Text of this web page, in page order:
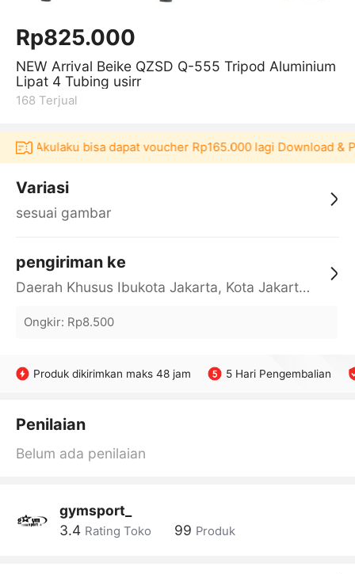
Rp825.000
NEW Arrival Beike QZSD Q-555 Tripod Aluminium
Lipat 4 Tubing usirr
168 Terjual
Akulaku bisa dapat voucher Rp165.000 lagi Download &
Variasi
sesuai gambar
pengiriman ke
Daerah Khusus Ibukota Jakarta, Kota Jakarta Barat, Cengkareng, yy
Ongkir: Rp8.500
Produk dikirimkan maks 48 jam 5 Hari Pengembalian
Penilaian
Belum ada penilaian
gymsport_
3.4 Rating Toko 99 Produk